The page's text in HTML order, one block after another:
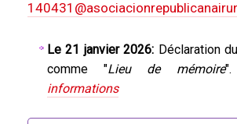
Le 21 janvier 2026: Déclaration du
comme "Lieu de mémoire
informations